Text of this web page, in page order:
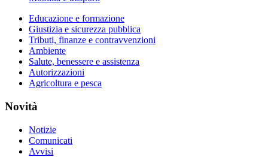
Educazione e formazione
Giustizia e sicurezza pubblica
Tributi, finanze e contravvenzioni
Ambiente
Salute, benessere e assistenza
Autorizzazioni
Agricoltura e pesca
Novità
Notizie
Comunicati
Avvisi